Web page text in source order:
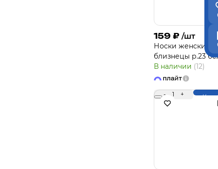
159 ₽ /шт
Носки женcкие
близнецы р.23
В наличии (12)
- 1 +